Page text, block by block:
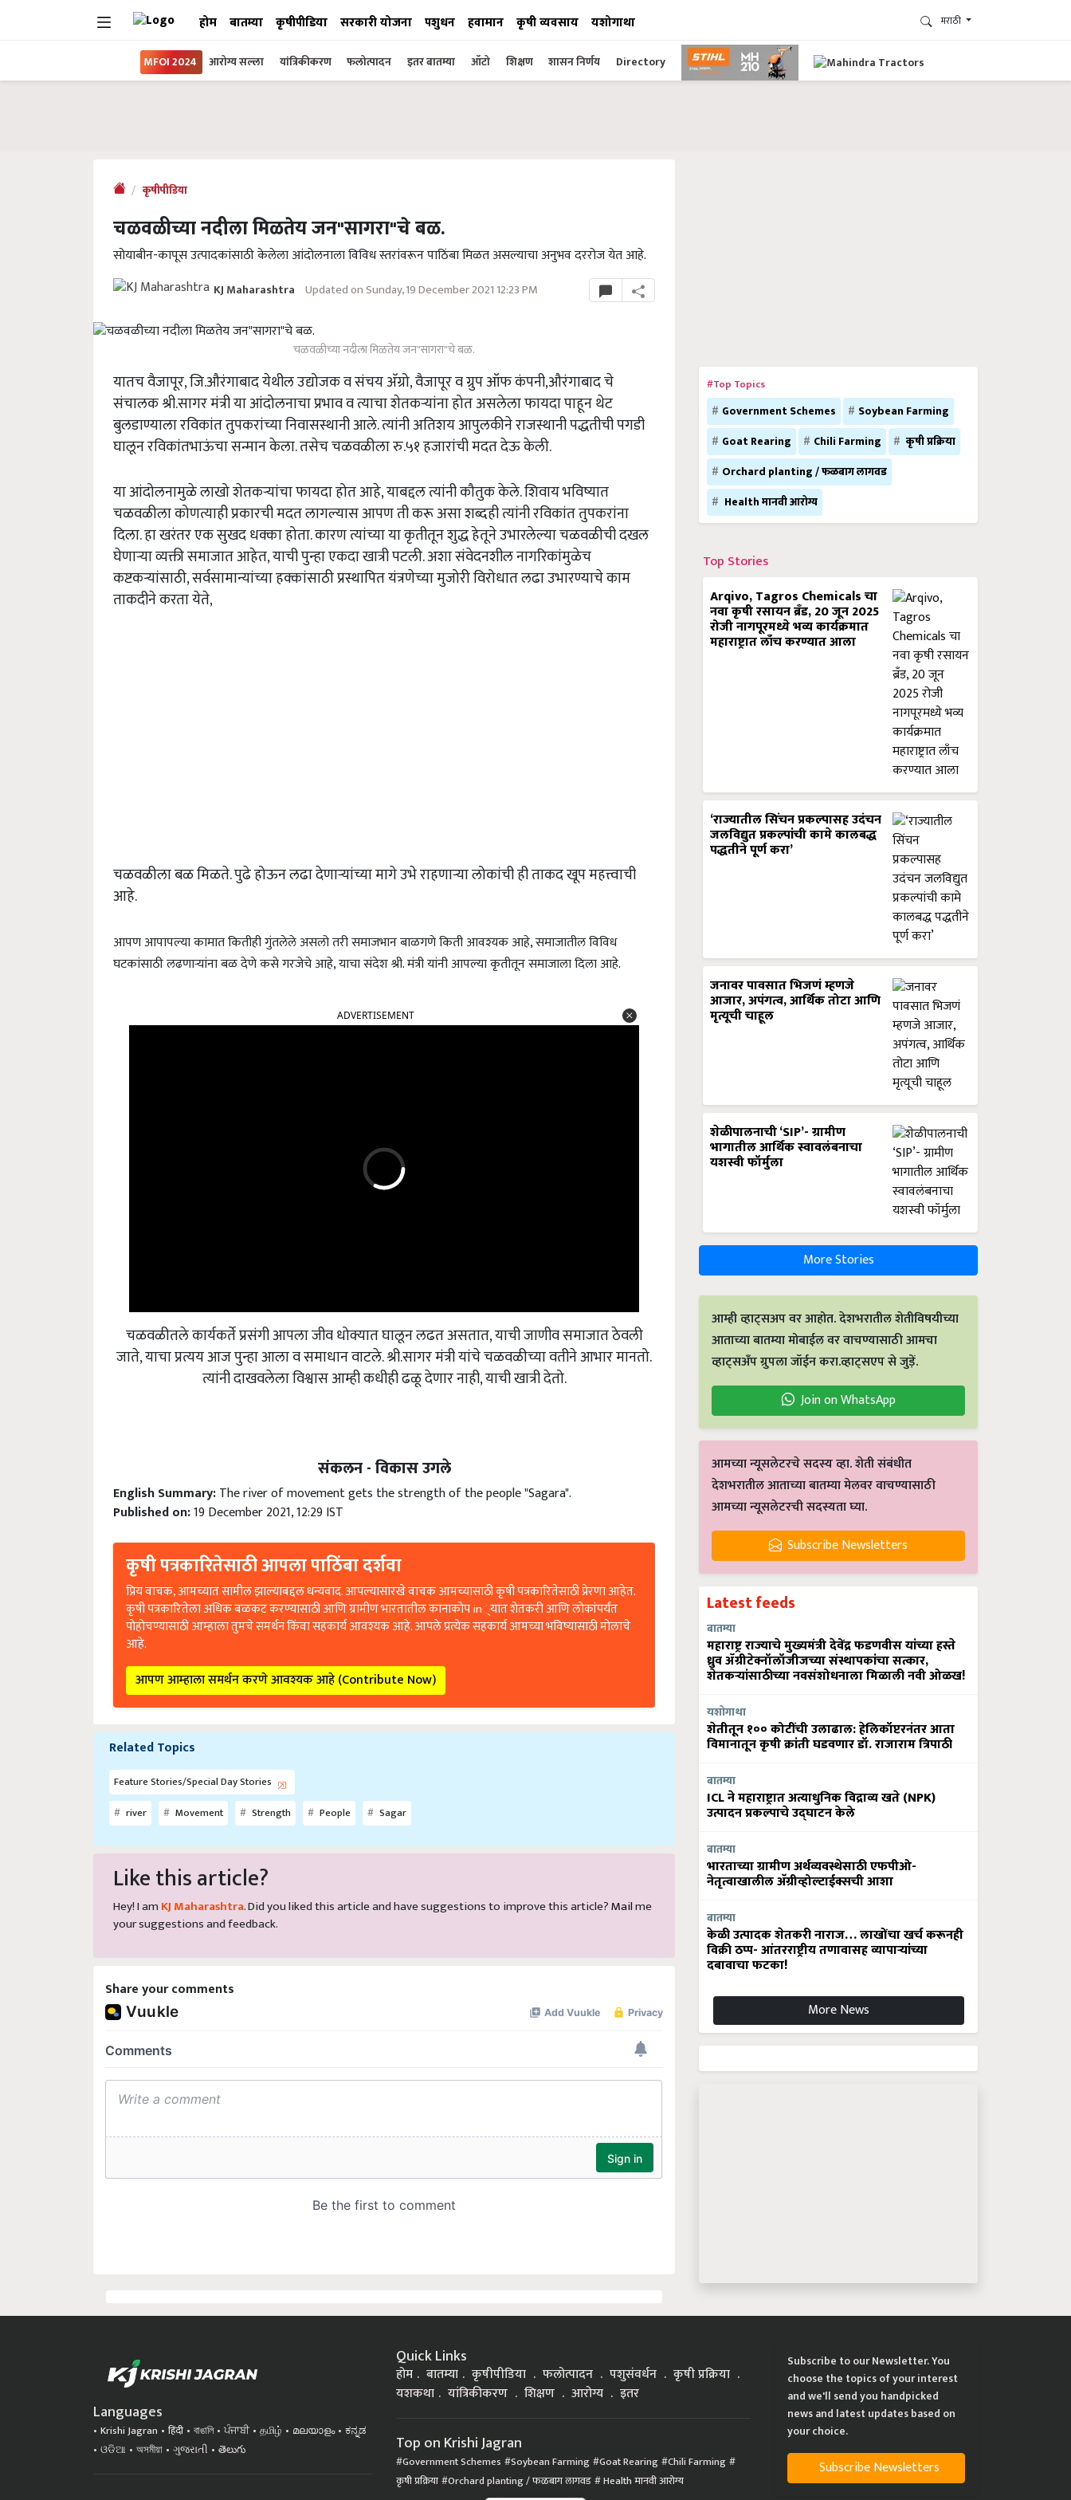
होम बातम्या कृषीपीडिया सरकारी योजना पशुधन हवामान कृषी व्यवसाय यशोगाथा मराठी
MFOI 2024 आरोग्य सल्ला यांत्रिकीकरण फलोत्पादन इतर बातम्या ऑटो शिक्षण शासन निर्णय Directory
कृषीपीडिया
चळवळीच्या नदीला मिळतेय जन"सागरा"चे बळ.
सोयाबीन-कापूस उत्पादकांसाठी केलेला आंदोलनाला विविध स्तरांवरून पाठिंबा मिळत असल्याचा अनुभव दररोज येत आहे.
KJ Maharashtra Updated on Sunday, 19 December 2021 12:23 PM
चळवळीच्या नदीला मिळतेय जन"सागरा"चे बळ.
यातच वैजापूर, जि.औरंगाबाद येथील उद्योजक व संचय अ‍ॅग्रो, वैजापूर व ग्रुप ऑफ कंपनी,औरंगाबाद चे
संचालक श्री.सागर मंत्री या आंदोलनाचा प्रभाव व त्याचा शेतकऱ्यांना होत असलेला फायदा पाहून थेट
बुलडाण्याला रविकांत तुपकरांच्या निवासस्थानी आले. त्यांनी अतिशय आपुलकीने राजस्थानी पद्धतीची पगडी
घालून रविकांतभाऊंचा सन्मान केला. तसेच चळवळीला रु.५१ हजारांची मदत देऊ केली.
या आंदोलनामुळे लाखो शेतकऱ्यांचा फायदा होत आहे, याबद्दल त्यांनी कौतुक केले. शिवाय भविष्यात
चळवळीला कोणत्याही प्रकारची मदत लागल्यास आपण ती करू असा शब्दही त्यांनी रविकांत तुपकरांना
दिला. हा खरंतर एक सुखद धक्का होता. कारण त्यांच्या या कृतीतून शुद्ध हेतूने उभारलेल्या चळवळीची दखल
घेणाऱ्या व्यक्ती समाजात आहेत, याची पुन्हा एकदा खात्री पटली. अशा संवेदनशील नागरिकांमुळेच
कष्टकऱ्यांसाठी, सर्वसामान्यांच्या हक्कांसाठी प्रस्थापित यंत्रणेच्या मुजोरी विरोधात लढा उभारण्याचे काम
ताकदीने करता येते,
चळवळीला बळ मिळते. पुढे होऊन लढा देणाऱ्यांच्या मागे उभे राहणाऱ्या लोकांची ही ताकद खूप महत्त्वाची
आहे.
आपण आपापल्या कामात कितीही गुंतलेले असलो तरी समाजभान बाळगणे किती आवश्यक आहे, समाजातील विविध
घटकांसाठी लढणाऱ्यांना बळ देणे कसे गरजेचे आहे, याचा संदेश श्री. मंत्री यांनी आपल्या कृतीतून समाजाला दिला आहे.
चळवळीतले कार्यकर्ते प्रसंगी आपला जीव धोक्यात घालून लढत असतात, याची जाणीव समाजात ठेवली
जाते, याचा प्रत्यय आज पुन्हा आला व समाधान वाटले. श्री.सागर मंत्री यांचे चळवळीच्या वतीने आभार मानतो.
त्यांनी दाखवलेला विश्वास आम्ही कधीही ढळू देणार नाही, याची खात्री देतो.
संकलन - विकास उगले
English Summary: The river of movement gets the strength of the people "Sagara".
Published on:19 December 2021, 12:29 IST
कृषी पत्रकारितेसाठी आपला पाठिंबा दर्शवा
प्रिय वाचक, आमच्यात सामील झाल्याबद्दल धन्यवाद. आपल्यासारखे वाचक आमच्यासाठी कृषी पत्रकारितेसाठी प्रेरणा आहेत.
कृषी पत्रकारितेला अधिक बळकट करण्यासाठी आणि ग्रामीण भारतातील कानाकोप in्यात शेतकरी आणि लोकांपर्यंत
पोहोचण्यासाठी आम्हाला तुमचे समर्थन किंवा सहकार्य आवश्यक आहे. आपले प्रत्येक सहकार्य आमच्या भविष्यासाठी मोलाचे
आहे.
आपण आम्हाला समर्थन करणे आवश्यक आहे (Contribute Now)
Related Topics
Feature Stories/Special Day Stories
river
Movement Strength People Sagar
Like this article?
Hey! I am KJ Maharashtra . Did you liked this article and have suggestions to improve this article? Mail
your suggestions and feedback.
Share your comments
#Top Topics
Government Schemes
Soybean Farming
Goat Rearing
Chili Farming
कृषी प्रक्रिया
Orchard planting / फळबाग लागवड
Health मानवी आरोग्य
Top Stories
Arqivo, Tagros Chemicals चा
नवा कृषी रसायन ब्रँड, 20 जून 2025
रोजी नागपूरमध्ये भव्य कार्यक्रमात
महाराष्ट्रात लाँच करण्यात आला
‘राज्यातील सिंचन प्रकल्पासह उदंचन
जलविद्युत प्रकल्पांची कामे कालबद्ध
पद्धतीने पूर्ण करा’
जनावर पावसात भिजणं म्हणजे
आजार, अपंगत्व, आर्थिक तोटा आणि
मृत्यूची चाहूल
शेळीपालनाची ‘SIP’- ग्रामीण
भागातील आर्थिक स्वावलंबनाचा
यशस्वी फॉर्मुला
More Stories
आम्ही व्हाट्सअप वर आहोत. देशभरातील शेतीविषयीच्या
आताच्या बातम्या मोबाईल वर वाचण्यासाठी आमचा
व्हाट्सअँप ग्रुपला जॉईन करा.व्हाट्सएप से जुड़ें.
Join on WhatsApp
आमच्या न्यूसलेटरचे सदस्य व्हा. शेती संबंधीत
देशभरातील आताच्या बातम्या मेलवर वाचण्यासाठी
आमच्या न्यूसलेटरची सदस्यता घ्या.
Subscribe Newsletters
Latest feeds
बातम्या
महाराष्ट्र राज्याचे मुख्यमंत्री देवेंद्र फडणवीस यांच्या हस्ते
ध्रुव ॲग्रीटेक्नॉलॉजीजच्या संस्थापकांचा सत्कार,
शेतकऱ्यांसाठीच्या नवसंशोधनाला मिळाली नवी ओळख!
यशोगाथा
शेतीतून १०० कोटींची उलाढाल: हेलिकॉप्टरनंतर आता
विमानातून कृषी क्रांती घडवणार डॉ. राजाराम त्रिपाठी
बातम्या
ICL ने महाराष्ट्रात अत्याधुनिक विद्राव्य खते (NPK)
उत्पादन प्रकल्पाचे उद्घाटन केले
बातम्या
भारताच्या ग्रामीण अर्थव्यवस्थेसाठी एफपीओ-
नेतृत्वाखालील अ‍ॅग्रीव्होल्टाईक्सची आशा
बातम्या
केळी उत्पादक शेतकरी नाराज… लाखोंचा खर्च करूनही
विक्री ठप्प- आंतरराष्ट्रीय तणावासह व्यापाऱ्यांच्या
दबावाचा फटका!
More News
Languages
Krishi Jagran हिंदी বাঙালি ਪੰਜਾਬੀ தமிழ் മലയാളം
ಕನ್ನಡ
ଓଡିଆ
অসমীয়া ગુજરાતી తెలుగు
Quick Links
होम बातम्या कृषीपीडिया फलोत्पादन पशुसंवर्धन
कृषी प्रक्रिया
यशकथा
यांत्रिकीकरण शिक्षण आरोग्य इतर
Top on Krishi Jagran
Government Schemes Soybean Farming Goat Rearing
Chili Farming
कृषी प्रक्रिया
Orchard planting / फळबाग लागवड Health मानवी आरोग्य
Subscribe to our Newsletter. You
choose the topics of your interest
and we'll send you handpicked
news and latest updates based on
your choice.
Subscribe Newsletters